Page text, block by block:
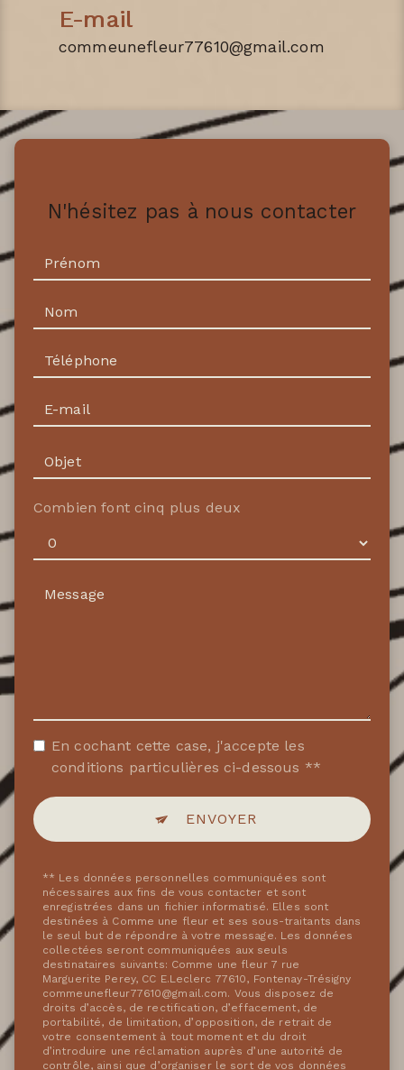
E-mail
commeunefleur77610@gmail.com
N'hésitez pas à nous contacter
Combien font cinq plus deux
En cochant cette case, j'accepte les
conditions particulières ci-dessous **
ENVOYER
** Les données personnelles communiquées sont
nécessaires aux fins de vous contacter et sont
enregistrées dans un fichier informatisé. Elles sont
destinées à Comme une fleur et ses sous-traitants dans
le seul but de répondre à votre message. Les données
collectées seront communiquées aux seuls
destinataires suivants: Comme une fleur 7 rue
Marguerite Perey, CC E.Leclerc 77610, Fontenay-Trésigny
commeunefleur77610@gmail.com. Vous disposez de
droits d’accès, de rectification, d’effacement, de
portabilité, de limitation, d’opposition, de retrait de
votre consentement à tout moment et du droit
d’introduire une réclamation auprès d’une autorité de
contrôle, ainsi que d’organiser le sort de vos données